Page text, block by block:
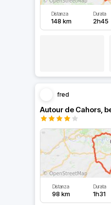
Distanza
148 km
Durata
2h45
fred
Distanza
98 km
Durata
1h31